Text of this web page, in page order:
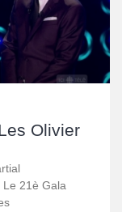
Olivier
21è Gala